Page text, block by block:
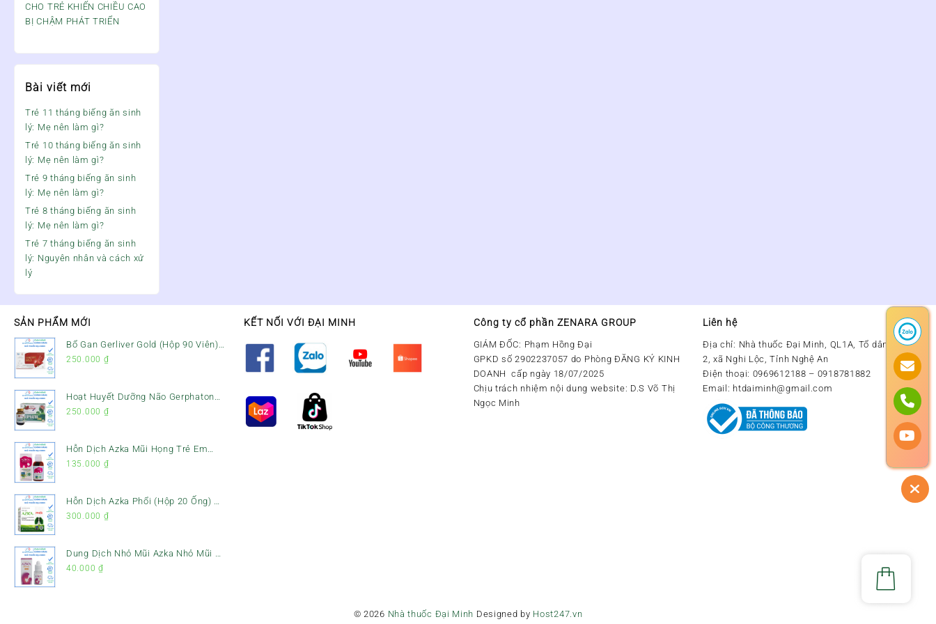
CHO TRẺ KHIẾN CHIỀU CAO
BỊ CHẬM PHÁT TRIỂN
Bài viết mới
Trẻ 11 tháng biếng ăn sinh
lý: Mẹ nên làm gì?
Trẻ 10 tháng biếng ăn sinh
lý: Mẹ nên làm gì?
Trẻ 9 tháng biếng ăn sinh
lý: Mẹ nên làm gì?
Trẻ 8 tháng biếng ăn sinh
lý: Mẹ nên làm gì?
Trẻ 7 tháng biếng ăn sinh
lý: Nguyên nhân và cách xử
lý
SẢN PHẨM MỚI
Bổ Gan Gerliver Gold (Hộp 90 Viên)
– Hỗ Trợ Giải Độc Gan, Mát Gan &
250.000 ₫
Hoạt Huyết Dưỡng Não Gerphaton
Gold Hộp 120 Viên – Giảm Đau Đầu,
250.000 ₫
Hỗn Dịch Azka Mũi Họng Trẻ Em
(Chai 120ml) – Giảm Ho, Tiêu Đờm
135.000 ₫
Hỗn Dịch Azka Phổi (Hộp 20 Ống) –
Hỗ Trợ Giảm Ho, Tiêu Đờm & Bổ
300.000 ₫
Dung Dịch Nhỏ Mũi Azka Nhỏ Mũi –
Giảm Ngạt Mũi, Sổ Mũi Cho Trẻ Sơ
40.000 ₫
KẾT NỐI VỚI ĐẠI MINH Công ty cổ phần ZENARA GROUP
GIÁM ĐỐC: Phạm Hồng Đại
GPKD số 2902237057 do Phòng ĐĂNG KÝ KINH
DOANH cấp ngày 18/07/2025
Chịu trách nhiệm nội dung website: D.S Võ Thị
Ngọc Minh
Liên hệ
Địa chỉ: Nhà thuốc Đại Minh, QL1A, Tổ dân phố số
2, xã Nghi Lộc, Tỉnh Nghệ An
Điện thoại: 0969612188 – 0918781882
Email: htdaiminh@gmail.com
© 2026 Nhà thuốc Đại Minh Designed by Host247.vn